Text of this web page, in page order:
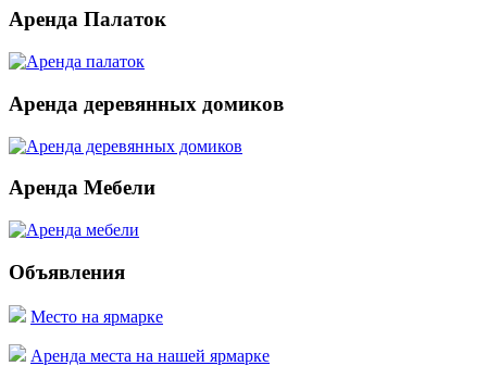
Аренда Палаток
Аренда деревянных домиков
Аренда Мебели
Объявления
Место на ярмарке
Аренда места на нашей ярмарке